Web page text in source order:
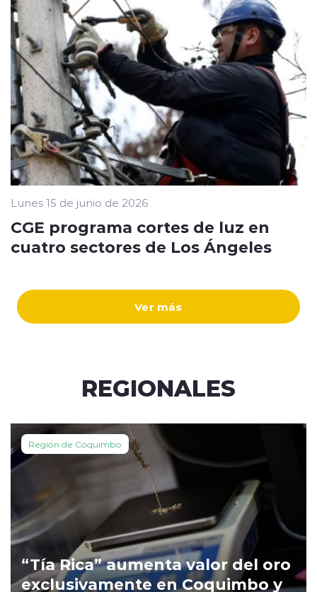
Ver más
Lunes 15 de junio de 2026
CGE programa cortes de luz en
cuatro sectores de Los Ángeles
REGIONALES
Región de Coquimbo
“Tía Rica” aumenta valor del oro
exclusivamente en Coquimbo y